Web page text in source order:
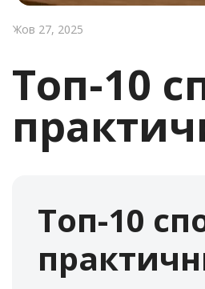
Жов 27, 2025
Топ-10
Топ-10